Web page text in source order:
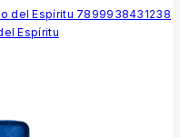
Espíritu